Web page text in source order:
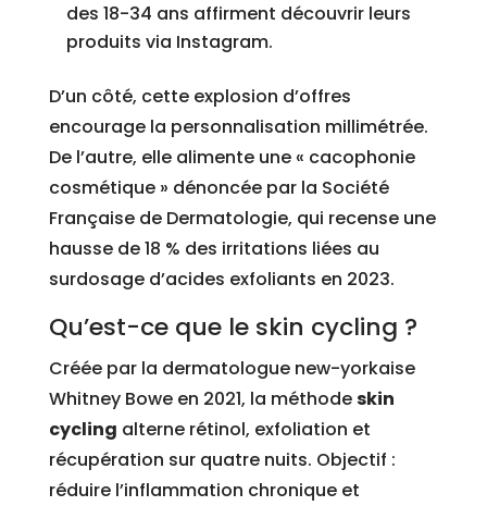
des 18-34 ans affirment découvrir leurs
produits via Instagram.
D’un côté, cette explosion d’offres
encourage la personnalisation millimétrée.
De l’autre, elle alimente une « cacophonie
cosmétique » dénoncée par la Société
Française de Dermatologie, qui recense une
hausse de 18 % des irritations liées au
surdosage d’acides exfoliants en 2023.
Qu’est-ce que le skin cycling ?
Créée par la dermatologue new-yorkaise
Whitney Bowe en 2021, la méthodeskin
cycling alterne rétinol, exfoliation et
récupération sur quatre nuits. Objectif :
réduire l’inflammation chronique et